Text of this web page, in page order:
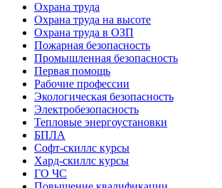
Охрана труда
Охрана труда на высоте
Охрана труда в ОЗП
Пожарная безопасность
Промышленная безопасность
Первая помощь
Рабочие профессии
Экологическая безопасность
Электробезопасность
Тепловые энергоустановки
БПЛА
Софт-скиллс курсы
Хард-скиллс курсы
ГО ЧС